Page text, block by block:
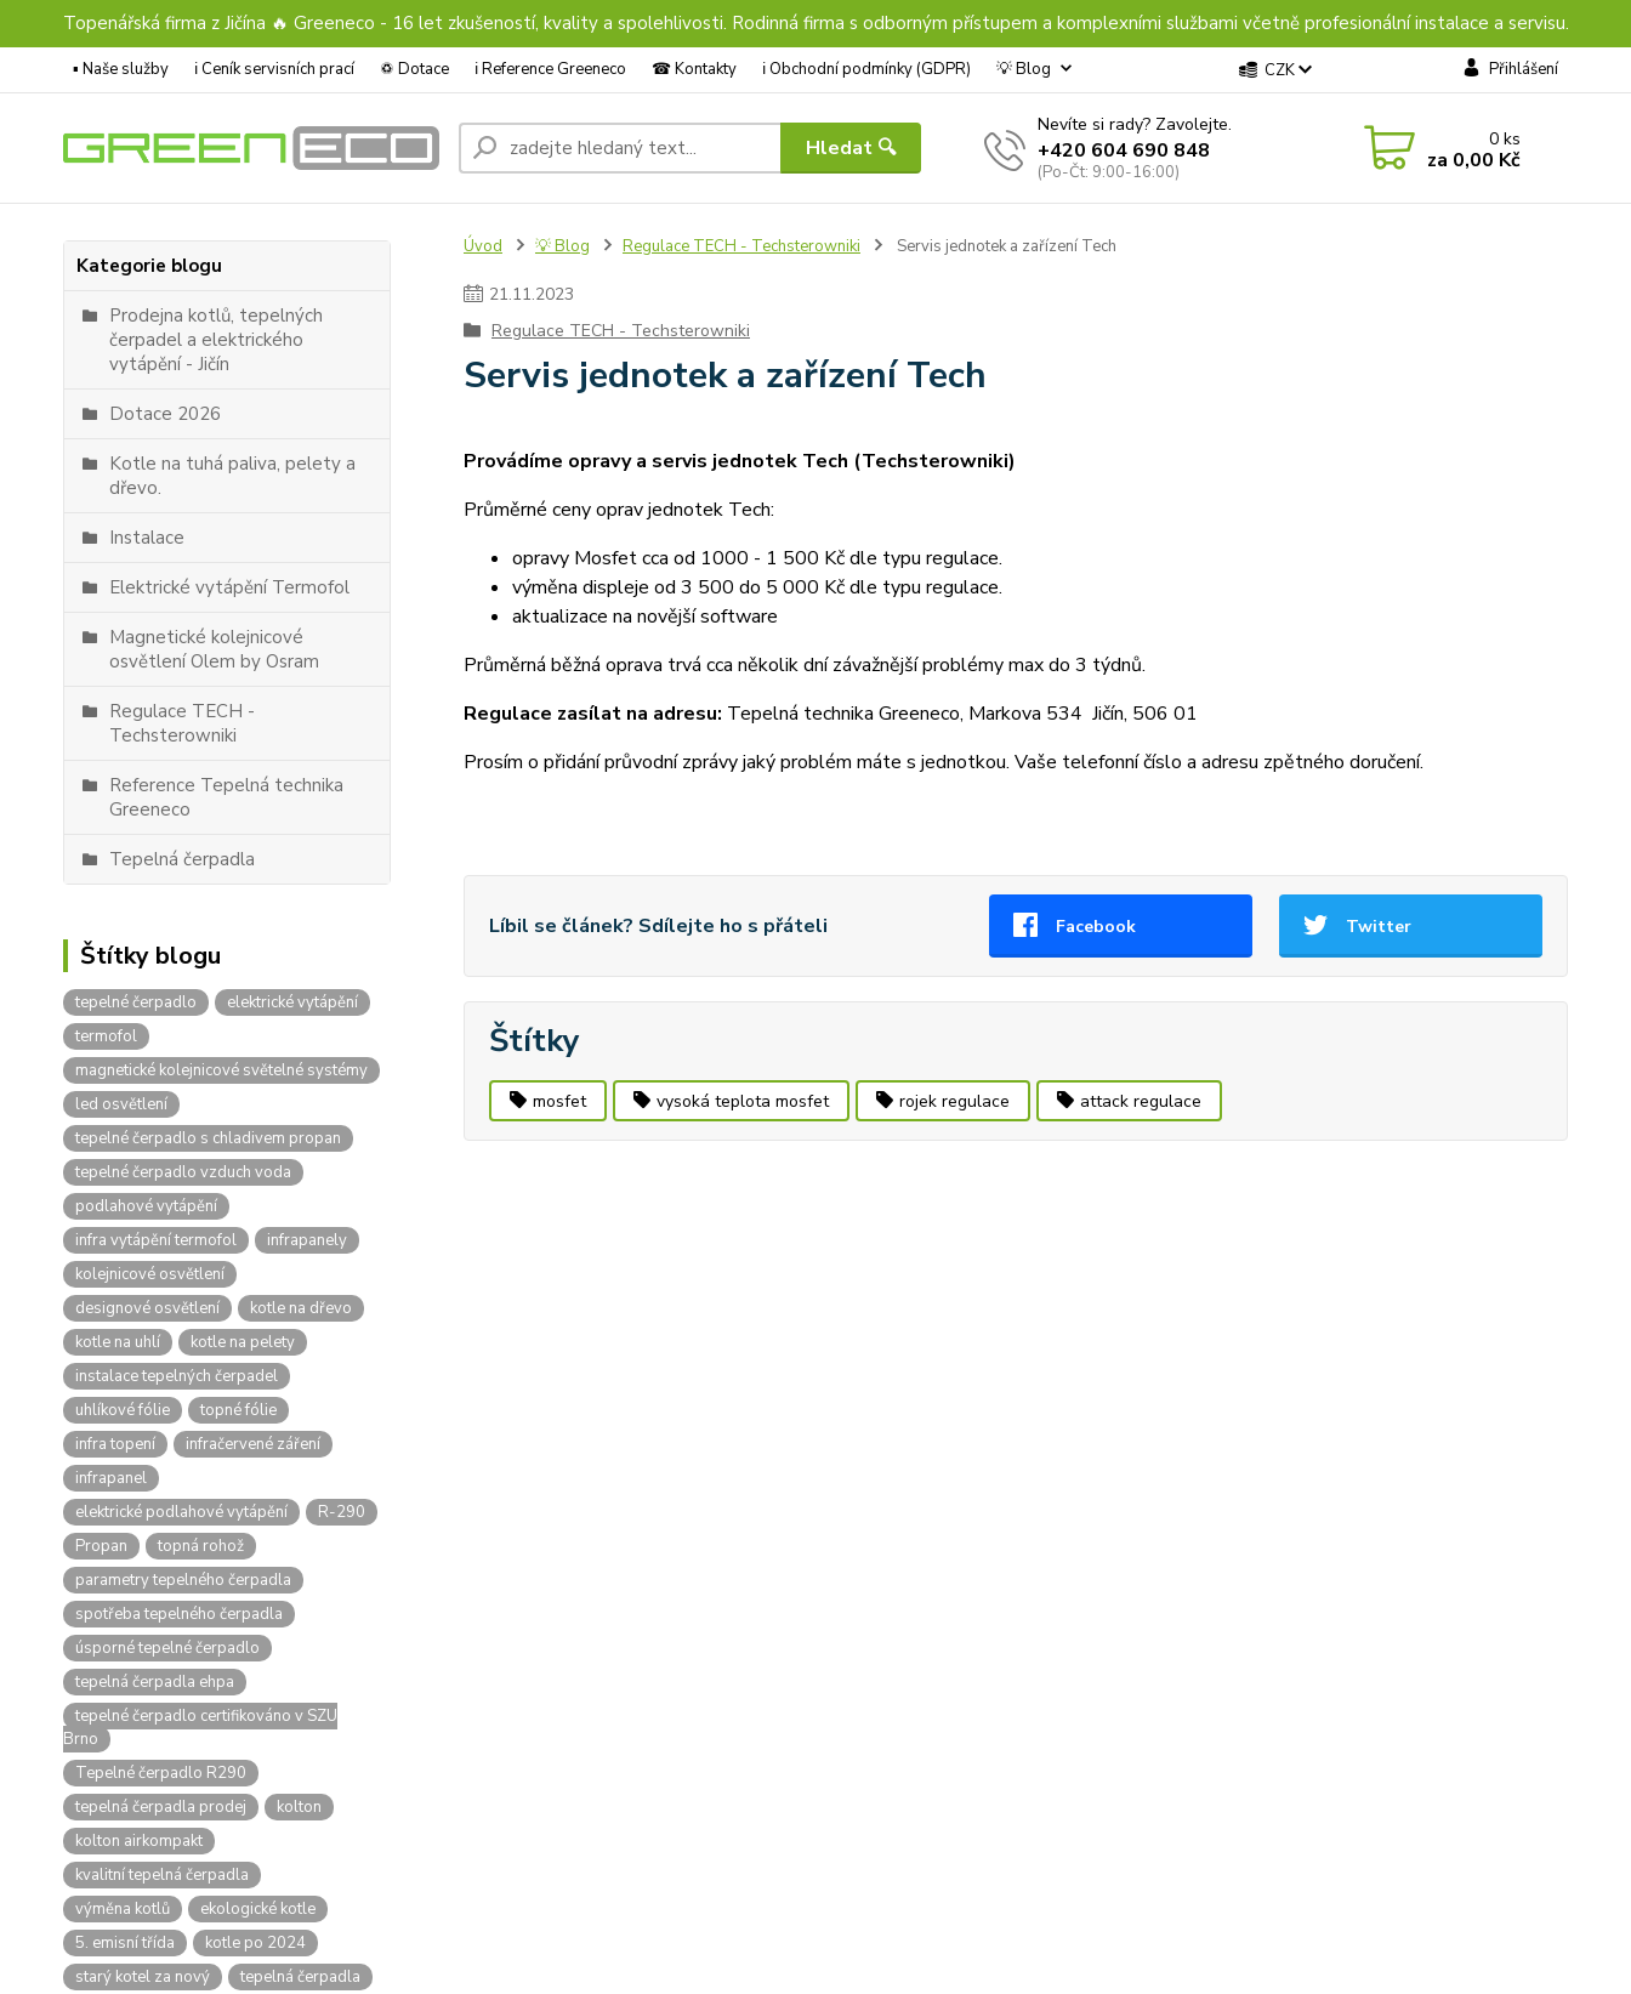
Topenářská firma z Jičína 🔥 Greeneco - 16 let zkušeností, kvality a spolehlivosti. Rodinná firma s odborným přístupem a komplexními službami včetně profesionální instalace a servisu.
▪️ Naše služby ℹ︎ Ceník servisních prací ♽ Dotace ℹ︎ Reference Greeneco ☎︎ Kontakty ℹ︎ Obchodní podmínky (GDPR) 💡 Blog CZK Přihlášení
Hledat 🔍
Nevíte si rady? Zavolejte.
+420 604 690 848
(Po-Čt: 9:00-16:00)
0ks
za 0,00 Kč
Kategorie blogu
Prodejna kotlů, tepelných
čerpadel a elektrického
vytápění - Jičín
Dotace 2026
Kotle na tuhá paliva, pelety a
dřevo.
Instalace
Elektrické vytápění Termofol
Magnetické kolejnicové
osvětlení Olem by Osram
Regulace TECH -
Techsterowniki
Reference Tepelná technika
Greeneco
Tepelná čerpadla
Štítky blogu
tepelné čerpadlo
elektrické vytápění
termofol
magnetické kolejnicové světelné systémy
led osvětlení
tepelné čerpadlo s chladivem propan
tepelné čerpadlo vzduch voda
podlahové vytápění
infra vytápění termofol
infrapanely
kolejnicové osvětlení
designové osvětlení
kotle na dřevo
kotle na uhlí
kotle na pelety
instalace tepelných čerpadel
uhlíkové fólie
topné fólie
infra topení
infračervené záření
infrapanel
elektrické podlahové vytápění
R-290
Propan
topná rohož
parametry tepelného čerpadla
spotřeba tepelného čerpadla
úsporné tepelné čerpadlo
tepelná čerpadla ehpa
tepelné čerpadlo certifikováno v SZU
Brno
Tepelné čerpadlo R290
tepelná čerpadla prodej
kolton
kolton airkompakt
kvalitní tepelná čerpadla
výměna kotlů
ekologické kotle
5. emisní třída
kotle po 2024
starý kotel za nový
tepelná čerpadla
Úvod 💡 Blog Regulace TECH - Techsterowniki Servis jednotek a zařízení Tech
21.11.2023
Regulace TECH - Techsterowniki
Servis jednotek a zařízení Tech
Provádíme opravy a servis jednotek Tech (Techsterowniki)
Průměrné ceny oprav jednotek Tech:
opravy Mosfet cca od 1000 - 1 500 Kč dle typu regulace.
výměna displeje od 3 500 do 5 000 Kč dle typu regulace.
aktualizace na novější software
Průměrná běžná oprava trvá cca několik dní závažnější problémy max do 3 týdnů.
Regulace zasílat na adresu: Tepelná technika Greeneco, Markova 534 Jičín, 506 01
Prosím o přidání průvodní zprávy jaký problém máte s jednotkou. Vaše telefonní číslo a adresu zpětného doručení.
Líbil se článek? Sdílejte ho s přáteli Facebook Twitter
Štítky
mosfet vysoká teplota mosfet rojek regulace attack regulace